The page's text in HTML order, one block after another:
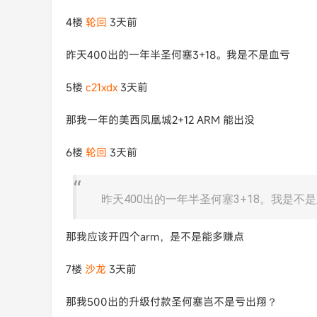
4楼 轮回 3天前
昨天400出的一年半圣何塞3+18。我是不是血亏
5楼 c21xdx 3天前
那我一年的美西凤凰城2+12 ARM 能出没
6楼 轮回 3天前
昨天400出的一年半圣何塞3+18。我是不
那我应该开四个arm，是不是能多赚点
7楼 沙龙 3天前
那我500出的升级付款圣何塞岂不是亏出翔？